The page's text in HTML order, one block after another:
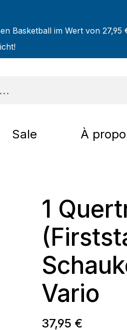
Basketball im Wert von
Sale À
1
Vario
Prix régulier :
37,95 €